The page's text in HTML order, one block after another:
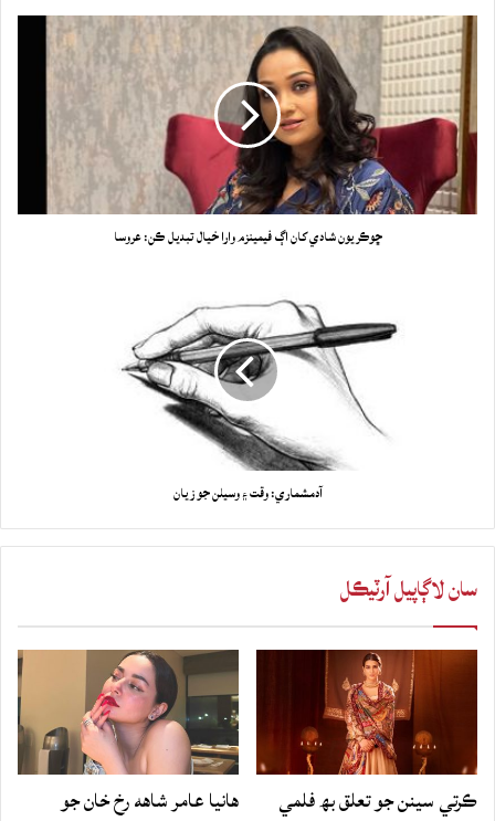
ڇوڪريون شادي کان اڳ فيمينزم وارا خيال تبديل ڪن: عروسا
آدمشماري: وقت ۽ وسيلن جو زيان
سان لاڳاپيل آرٽيڪل
ڪرتي سينن جو تعلق بھ فلمي
هانيا عامر شاهه رخ خان جو